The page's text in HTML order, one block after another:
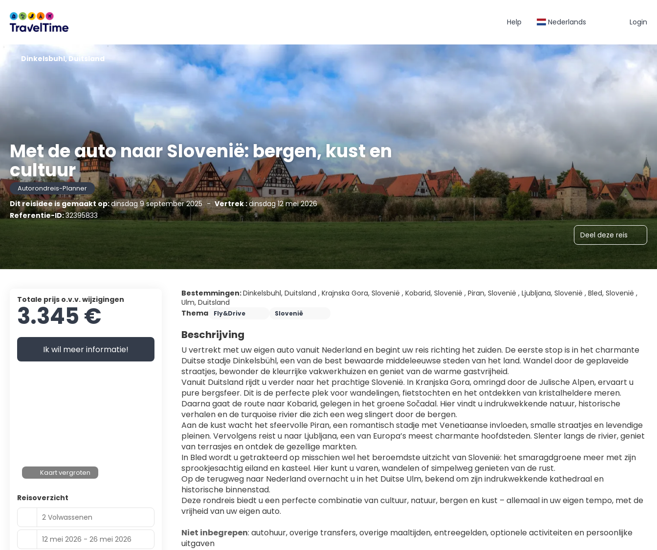
Help Nederlands Login
Met de auto naar Slovenië: bergen, kust en
cultuur
Autorondreis-Planner
Dit reisidee is gemaakt op:dinsdag 9 september 2025 - Vertrek :dinsdag 12 mei 2026
Referentie-ID:32395833
Deel deze reis
Dinkelsbuhl, Duitsland
Bestemmingen:Dinkelsbuhl, Duitsland , Krajnska Gora, Slovenië , Kobarid, Slovenië , Piran, Slovenië , Ljubljana, Slovenië , Bled, Slovenië ,
Ulm, Duitsland
Thema
Fly&Drive Slovenië
Beschrijving
U vertrekt met uw eigen auto vanuit Nederland en begint uw reis richting het zuiden. De eerste stop is in het charmante
Duitse stadje Dinkelsbühl, een van de best bewaarde middeleeuwse steden van het land. Wandel door de geplaveide
straatjes, bewonder de kleurrijke vakwerkhuizen en geniet van de warme gastvrijheid.
Vanuit Duitsland rijdt u verder naar het prachtige Slovenië. In Kranjska Gora, omringd door de Julische Alpen, ervaart u
pure bergsfeer. Dit is de perfecte plek voor wandelingen, fietstochten en het ontdekken van kristalheldere meren.
Daarna gaat de route naar Kobarid, gelegen in het groene Sočadal. Hier vindt u indrukwekkende natuur, historische
verhalen en de turquoise rivier die zich een weg slingert door de bergen.
Aan de kust wacht het sfeervolle Piran, een romantisch stadje met Venetiaanse invloeden, smalle straatjes en levendige
pleinen. Vervolgens reist u naar Ljubljana, een van Europa’s meest charmante hoofdsteden. Slenter langs de rivier, geniet
van terrasjes en ontdek de gezellige markten.
In Bled wordt u getrakteerd op misschien wel het beroemdste uitzicht van Slovenië: het smaragdgroene meer met zijn
sprookjesachtig eiland en kasteel. Hier kunt u varen, wandelen of simpelweg genieten van de rust.
Op de terugweg naar Nederland overnacht u in het Duitse Ulm, bekend om zijn indrukwekkende kathedraal en
historische binnenstad.
Deze rondreis biedt u een perfecte combinatie van cultuur, natuur, bergen en kust – allemaal in uw eigen tempo, met de
vrijheid van uw eigen auto.
Niet inbegrepen: autohuur, overige transfers, overige maaltijden, entreegelden, optionele activiteiten en persoonlijke
uitgaven
Totale prijs o.v.v. wijzigingen
3.345 €
Ik wil meer informatie!
Kaart vergroten
Reisoverzicht
2 Volwassenen
12 mei 2026 - 26 mei 2026